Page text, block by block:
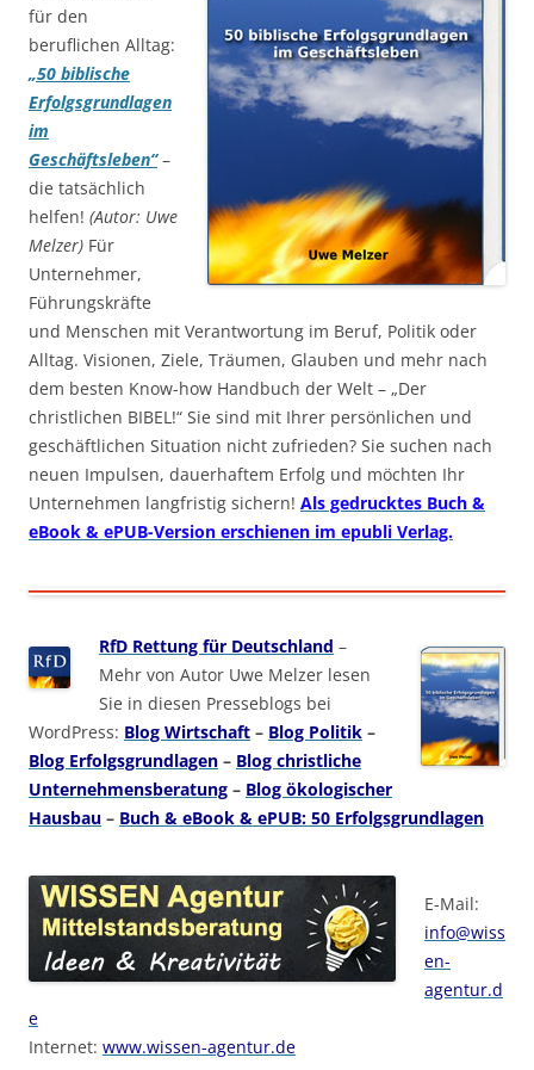
für den
beruflichen Alltag:
„50 biblische
Erfolgsgrundlagen
im
Geschäftsleben“–
die tatsächlich
helfen! (Autor: Uwe
Melzer) Für
Unternehmer,
Führungskräfte
und Menschen mit Verantwortung im Beruf, Politik oder
Alltag. Visionen, Ziele, Träumen, Glauben und mehr nach
dem besten Know-how Handbuch der Welt – „Der
christlichen BIBEL!“ Sie sind mit Ihrer persönlichen und
geschäftlichen Situation nicht zufrieden? Sie suchen nach
neuen Impulsen, dauerhaftem Erfolg und möchten Ihr
Unternehmen langfristig sichern! Als gedrucktes Buch &
eBook & ePUB-Version erschienen im epubli Verlag.
RfD Rettung für Deutschland –
Mehr von Autor Uwe Melzer lesen
Sie in diesen Presseblogs bei
WordPress: Blog Wirtschaft – Blog Politik –
Blog Erfolgsgrundlagen – Blog christliche
Unternehmensberatung – Blog ökologischer
Hausbau – Buch & eBook & ePUB: 50 Erfolgsgrundlagen
E-Mail:
info@wiss
en-
agentur.d
e
Internet: www.wissen-agentur.de